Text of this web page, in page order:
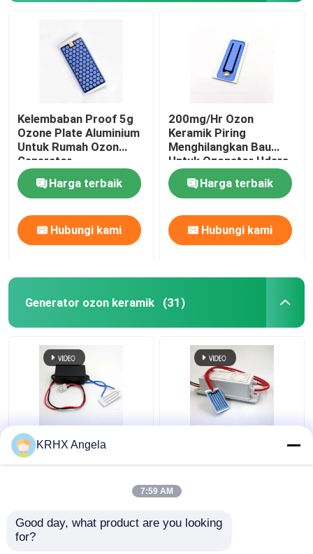
Kelembaban Proof 5g
Ozone Plate Aluminium
Untuk Rumah Ozon
Generator
Harga terbaik
Hubungi kami
200mg/Hr Ozon
Keramik Piring
Menghilangkan Bau
Untuk Ozonator Udara
Harga terbaik
Hubungi kami
Generator ozon keramik (31)
Generator Ozon Plat
Keramik Portable
KRHX Angela
7:59 AM
Good day, what product are you looking
for?